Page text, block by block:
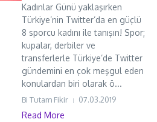
Kadınlar Günü yaklaşırken
Türkiye’nin Twitter’da en güçlü
8 sporcu kadını ile tanışın! Spor;
kupalar, derbiler ve
transferlerle Türkiye’de Twitter
gündemini en çok meşgul eden
konulardan biri olarak ö...
Bi Tutam Fikir 07.03.2019
Read More